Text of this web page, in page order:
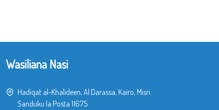
Wasiliana Nasi
Hadiqat al-Khalideen, Al Darassa, Kairo, Misri.
Sanduku la Posta 11675